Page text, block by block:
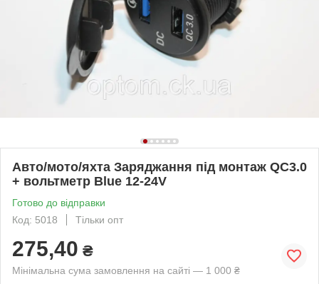
Авто/мото/яхта Заряджання під монтаж QC3.0
+ вольтметр Blue 12-24V
Готово до відправки
Код: 5018
Тільки опт
275,40 ₴
Мінімальна сума замовлення на сайті — 1 000 ₴